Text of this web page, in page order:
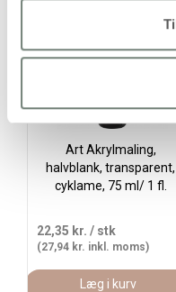
Art Akrylmaling,
halvblank, transparent,
cyklame, 75 ml/ 1 fl.
22,35 kr. / stk
(27,94 kr. inkl. moms)
Læg i kurv